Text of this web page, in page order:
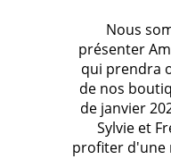
Nous
présenter
qui prendra
de nos
de janvier
Sylvie et
profiter